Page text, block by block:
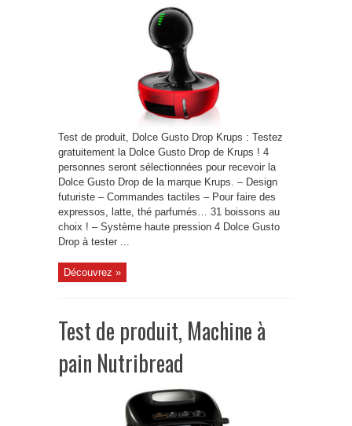
Test de produit, Dolce Gusto Drop Krups : Testez
gratuitement la Dolce Gusto Drop de Krups ! 4
personnes seront sélectionnées pour recevoir la
Dolce Gusto Drop de la marque Krups. – Design
futuriste – Commandes tactiles – Pour faire des
expressos, latte, thé parfumés… 31 boissons au
choix ! – Système haute pression 4 Dolce Gusto
Drop à tester ...
Découvrez »
Test de produit, Machine à
pain Nutribread